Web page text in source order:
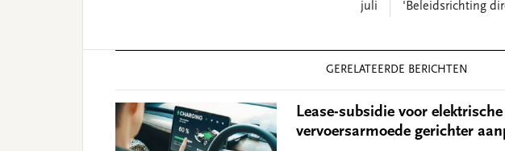
juli
'Beleidsrichting
GERELATEERDE BERICHTEN
Lease-subsidie voor
vervoersarmoede gerichter